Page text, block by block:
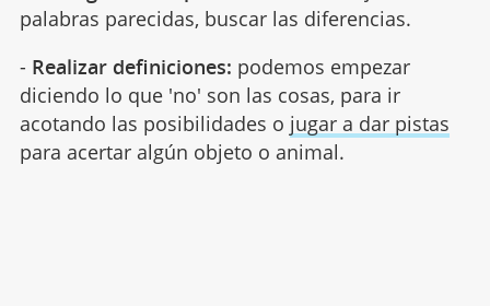
palabras parecidas, buscar las diferencias.
- Realizar definiciones: podemos empezar
diciendo lo que 'no' son las cosas, para ir
acotando las posibilidades o jugar a dar pistas
para acertar algún objeto o animal.